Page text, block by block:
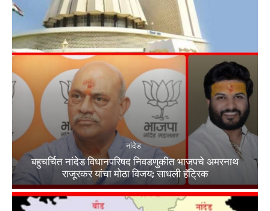
नांदेड
बहुचर्चित नांदेड विधानपरिषद निवडणुकीत भाजपचे अमरनाथ
राजूरकर यांचा मोठा विजय; साधली हॅट्रिक